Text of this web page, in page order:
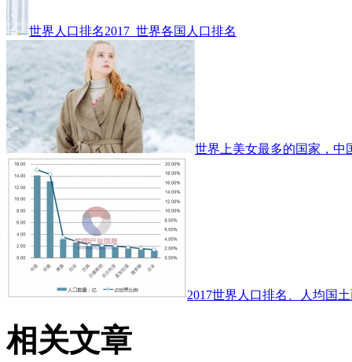
世界人口排名2017_世界各国人口排名
世界上美女最多的国家，中
2017世界人口排名、人均国
相关文章